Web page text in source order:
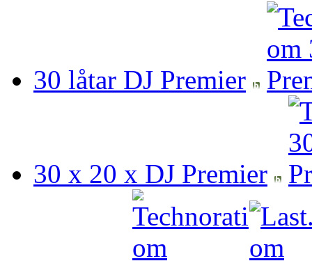
30 låtar DJ Premier
30 x 20 x DJ Premier